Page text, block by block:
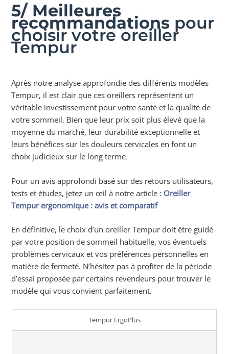
5/ Meilleures
recommandations pour
choisir votre oreiller
Tempur
Après notre analyse approfondie des différents modèles
Tempur, il est clair que ces oreillers représentent un
véritable investissement pour votre santé et la qualité de
votre sommeil. Bien que leur prix soit plus élevé que la
moyenne du marché, leur durabilité exceptionnelle et
leurs bénéfices sur les douleurs cervicales en font un
choix judicieux sur le long terme.
Pour un avis approfondi basé sur des retours utilisateurs,
tests et études, jetez un œil à notre article : Oreiller
Tempur ergonomique : avis et comparatif
En définitive, le choix d’un oreiller Tempur doit être guidé
par votre position de sommeil habituelle, vos éventuels
problèmes cervicaux et vos préférences personnelles en
matière de fermeté. N’hésitez pas à profiter de la période
d’essai proposée par certains revendeurs pour trouver le
modèle qui vous convient parfaitement.
Tempur ErgoPlus